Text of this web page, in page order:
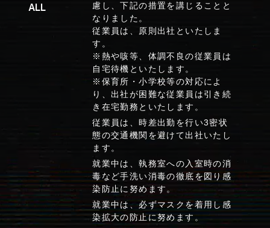
ALL
慮し、下記の措置を講じることと
なりました。
従業員は、原則出社といたしま
す。
※熱や咳等、体調不良の従業員は
自宅待機といたします。
※保育所・小学校等の対応によ
り、出社が困難な従業員は引き続
き在宅勤務といたします。
従業員は、時差出勤を行い3密状
態の交通機関を避けて出社いたし
ます。
就業中は、執務室への入室時の消
毒など手洗い消毒の徹底を図り感
染防止に努めます。
就業中は、必ずマスクを着用し感
染拡大の防止に努めます。